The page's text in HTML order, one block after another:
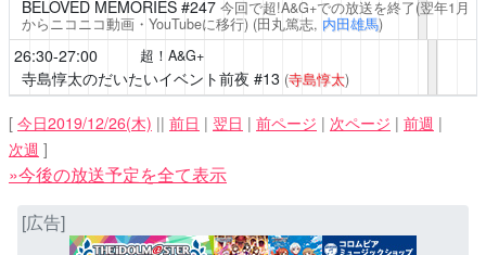
BELOVED MEMORIES#247 今回で超!A&G+での放送を終了(翌年1月
からニコニコ動画・YouTubeに移行) (田丸篤志, 内田雄馬)
26:30-27:00 超！A&G+
寺島惇太のだいたいイベント前夜 #13 (寺島惇太)
[ 今日2019/12/26(木) || 前日 | 翌日 | 前ページ | 次ページ | 前週 |
次週 ]
»今後の放送予定を全て表示
[広告]